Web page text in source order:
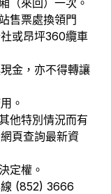
售票處換領門
或昂坪360纜車
金，亦不得轉讓
。
他特別情況而有
頁查詢最新資
定權。
(852) 3666